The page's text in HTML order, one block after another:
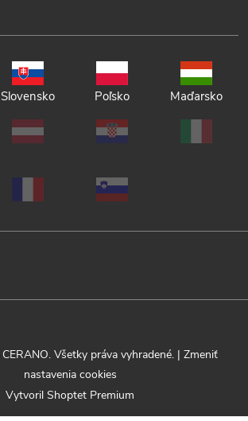
Slovensko Poľsko Maďarsko
Vytvoril Shoptet Premium
CERANO. Všetky práva vyhradené. | Zmeniť
nastavenia cookies